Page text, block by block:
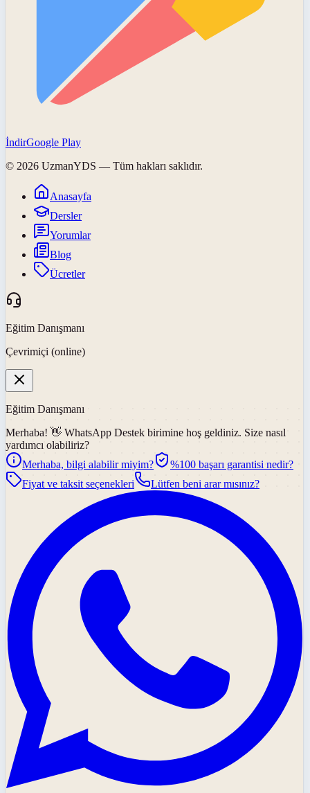
İndirGoogle Play
© 2026 UzmanYDS — Tüm hakları saklıdır.
Anasayfa
Dersler
Yorumlar
Blog
Ücretler
Eğitim Danışmanı
Çevrimiçi (online)
Eğitim Danışmanı
Merhaba! 👋 WhatsApp Destek birimine hoş geldiniz. Size nasıl
yardımcı olabiliriz?
Merhaba, bilgi alabilir miyim?
%100 başarı garantisi nedir?
Fiyat ve taksit seçenekleri
Lütfen beni arar mısınız?